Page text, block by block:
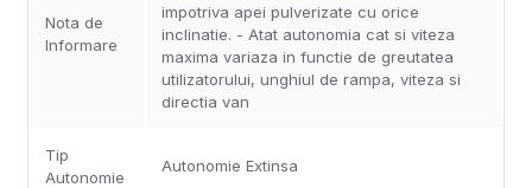
Nota de
Informare
impotriva apei pulverizate cu orice
inclinatie. - Atat autonomia cat si viteza
maxima variaza in functie de greutatea
utilizatorului, unghiul de rampa, viteza si
directia van
Tip
Autonomie
Autonomie Extinsa